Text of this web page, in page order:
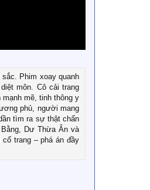
Phim xoay quanh
môn. Cô cải trang
mẽ, tinh thông y
phủ, người mang
tìm ra sự thật chấn
Dư Thừa Ân và
trang – phá án đầy